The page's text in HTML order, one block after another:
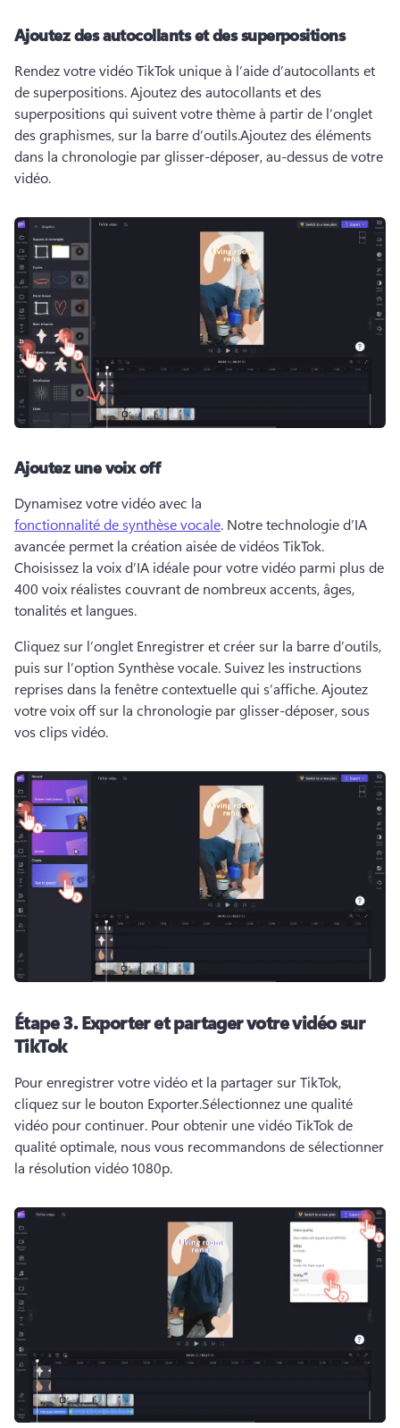
Ajoutez des autocollants et des superpositions
Rendez votre vidéo TikTok unique à l’aide d’autocollants et
de superpositions. Ajoutez des autocollants et des
superpositions qui suivent votre thème à partir de l’onglet
des graphismes, sur la barre d’outils.Ajoutez des éléments
dans la chronologie par glisser-déposer, au-dessus de votre
vidéo.
Ajoutez une voix off
Dynamisez votre vidéo avec la
fonctionnalité de synthèse vocale. Notre technologie d’IA
Choisissez la voix d’IA idéale pour votre vidéo parmi plus de
400 voix réalistes couvrant de nombreux accents, âges,
tonalités et langues.
Cliquez sur l’onglet Enregistrer et créer sur la barre d’outils,
puis sur l’option Synthèse vocale. Suivez les instructions
reprises dans la fenêtre contextuelle qui s’affiche. Ajoutez
votre voix off sur la chronologie par glisser-déposer, sous
vos clips vidéo.
Étape 3.Exporter et partager votre vidéo sur
TikTok
Pour enregistrer votre vidéo et la partager sur TikTok,
cliquez sur le bouton Exporter.Sélectionnez une qualité
vidéo pour continuer. Pour obtenir une vidéo TikTok de
qualité optimale, nous vous recommandons de sélectionner
la résolution vidéo 1080p.